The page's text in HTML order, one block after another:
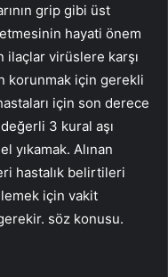
grip gibi üst
hayati önem
ilaçlar virüslere karşı
korunmak için gerekli
için son derece
3 kural aşı
yıkamak. Alınan
hastalık belirtileri
için vakit
söz konusu.